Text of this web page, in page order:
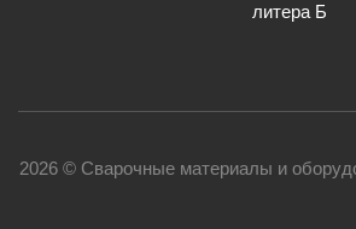
литера Б
2026 © Сварочные материалы и